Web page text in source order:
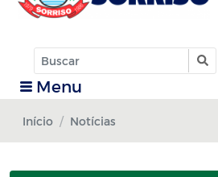
Menu
Início Notícias